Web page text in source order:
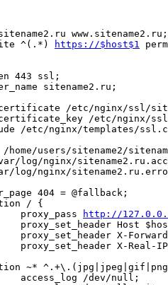
www.sitename2.ru;
^(.*)
https://$host$1
log/nginx/
log/nginx/
404 = @fallback;
/ {
proxy_pass
http://
proxy_set_header Host
proxy_set_header X-
proxy_set_header X-Real-
~*
access_log /dev/null;